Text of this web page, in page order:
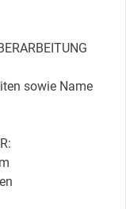
sowie Name